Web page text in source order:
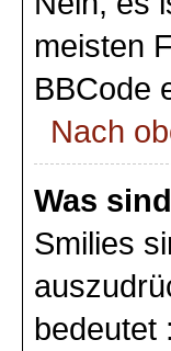
meisten
BBCode
Nach
Was
Smilies
bedeutet